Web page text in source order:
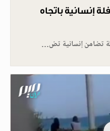
إنسانية باتجاه
تضامن إنسانية تض…